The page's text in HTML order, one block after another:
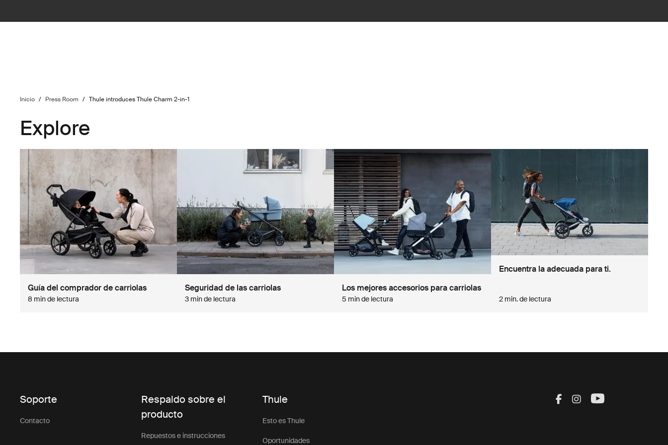
Inicio / Press Room / Thule introduces Thule Charm 2-in-1
Explore
Guía del comprador de carriolas
8 min de lectura
Seguridad de las carriolas
3 min de lectura
Los mejores accesorios para carriolas
5 min de lectura
Encuentra la adecuada para ti.
2 min. de lectura
Soporte
Contacto
Respaldo sobre el
producto
Repuestos e instrucciones
Thule
Esto es Thule
Oportunidades
Visit Thule on
Visit Thule on
Visit Thule